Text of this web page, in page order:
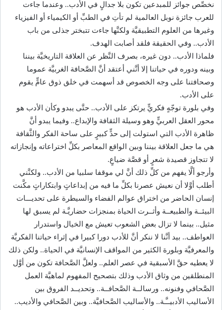
نخصِّص جوائز للمبدعين تكون بلا جدالٍ في الأدب.. وعندما جاءت
للعرب جائزة نوبل العالمية لم تأتِ في الطبِّ أو الكيمياء أو الفيزياء
وغيرها من العلوم التطبيقيَّة ولكنَّها جاءت تتبختر جذلى من باب
الأدب.. وفي الحقيقة فلقد أصابت الهدف.
فلماذا الأدب.. دون غيره، بصرف النَّظر عن العلاقة التاريخيَّة بيننا
وبينه ودوره في حياتنا إلا أنَّني أعتقد أنَّ الصَّحافة الغربيَّة عموما
وصحافتنا على وجه الخصوص قد أسهمت في خلق ذوق عامٍّ يقوم
على الأدب.
وفي بلورة توجّهٍ فكريٍّ يرتكز على الأدب.. حتَّى يبدو وكأن الأدب هو
محور العقل العربيٍّ وهو وسيلة الثقافة والإبداع.. وفيما يبدو أنَّ
ظاهرة الأدب التي استولت إلى حدٍّ كبيرٍ على ساحة الفكر والثَّقافة
هي ما جعل العلاقة بيننا وبين الواقع المعاصر بكلِّ اختراعاته وإنجازاته
لا تتجاوز قصيدة شعرٍ أو قصَّة ضياعٍ.
وأرجو ألَّا يفهم من كلِّ ذلك أنَّ لي موقفا سلبيا من الأدب.. ولكنَّني
أطلب أوَّلا أن نعيش عصرنا بكلِّ ما فيه من إبداعاتٍ وابتكاراتٍ مكَّنت
إنسان الحاضر من اختراق عوالم الفضاء والسيطرة على تحديـــات
البيئــة والطبيعــة وأثــرت الحياة بمنجزات حضاريَّـة لم يسبق لها
مثيل.. بينما لا تزال بعض الشعوب تعيش مع الخيال واستدرار
العواطف.. بيد أنَّنا لا ننكر أنَّ للأدب دورا كبيرا في إثراء حياتنا الفكريَّة
والمعرفيَّة وبلورة الكثير من المواقف الإنسانيَّة في الحياة.. ولكن ذلك
لا يعطيه حقَّ الأسبقية في عصر العلم.. ولعلَّ الصَّحافة تكون من أوَّل
المنطلقين من وثاق الأدب وذلك بتصحيح المفهوم لماهيَّة العمل
الصَّحافي وفنونه.. ورسالــة الصَّحافــة.. وتحديــد الفروق بين
الأساليب الأدبيــَّـة.. والأساليب الصَّحافيَّة.. وبين الصَّحافي والأديب..